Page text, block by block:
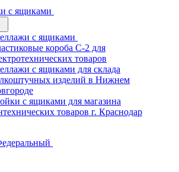
с ящиками
с ящиками
короба С-2 для
товаров
с ящиками для склада
изделий в Нижнем
с ящиками для магазина
товаров г. Краснодар